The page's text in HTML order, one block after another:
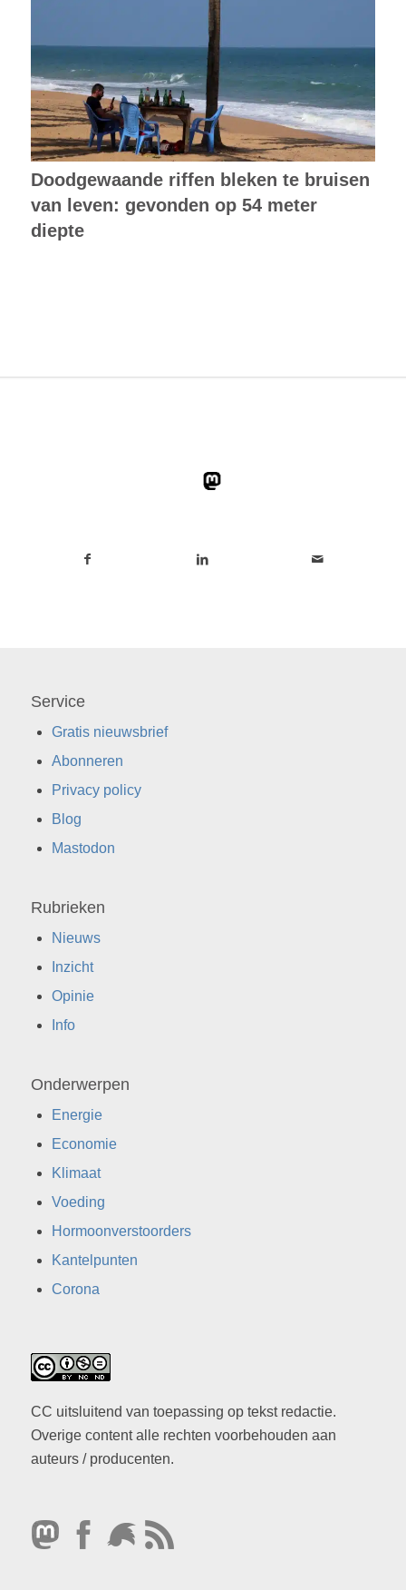
Doodgewaande riffen bleken te bruisen
van leven: gevonden op 54 meter
diepte
Service
Gratis nieuwsbrief
Abonneren
Privacy policy
Blog
Mastodon
Rubrieken
Nieuws
Inzicht
Opinie
Info
Onderwerpen
Energie
Economie
Klimaat
Voeding
Hormoonverstoorders
Kantelpunten
Corona
CC uitsluitend van toepassing op tekst redactie.
Overige content alle rechten voorbehouden aan
auteurs / producenten.